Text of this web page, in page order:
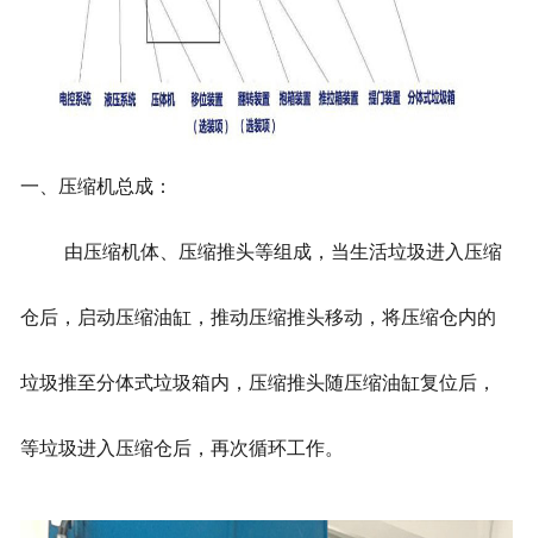
一、压缩机总成：
由压缩机体、压缩推头等组成，当生活垃圾进入压缩
仓后，启动压缩油缸，推动压缩推头移动，将压缩仓内的
垃圾推至分体式垃圾箱内，压缩推头随压缩油缸复位后，
等垃圾进入压缩仓后，再次循环工作。